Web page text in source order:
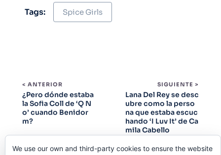
Tags: Spice Girls
< ANTERIOR
¿Pero dónde estaba
la Sofia Coll de ‘Q N
o’ cuando Benidor
m?
SIGUIENTE >
Lana Del Rey se desc
ubre como la perso
na que estaba escuc
hando ‘I Luv It’ de Ca
mila Cabello
We use our own and third-party cookies to ensure the website